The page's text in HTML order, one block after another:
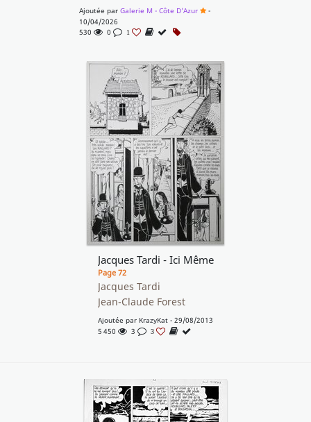
Ajoutée par Galerie M - Côte D'Azur
-
10/04/2026
530
0 1
Jacques Tardi - Ici Même
Page 72
Jacques Tardi
Jean-Claude Forest
Ajoutée par KrazyKat- 29/08/2013
5 450
3 3